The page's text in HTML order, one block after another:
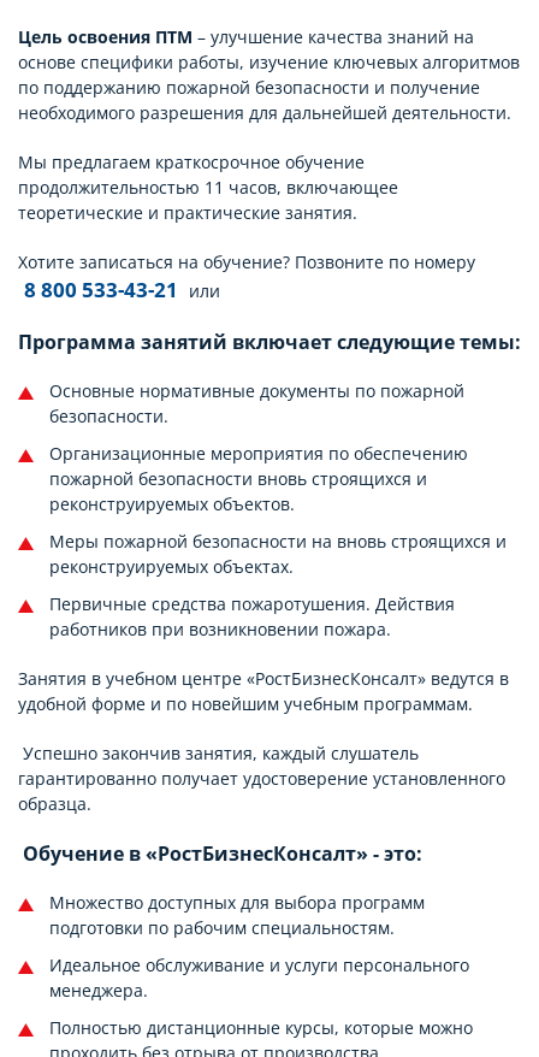
Цель освоения ПТМ – улучшение качества знаний на
основе специфики работы, изучение ключевых алгоритмов
по поддержанию пожарной безопасности и получение
необходимого разрешения для дальнейшей деятельности.
Мы предлагаем краткосрочное обучение
продолжительностью 11 часов, включающее
теоретические и практические занятия.
Хотите записаться на обучение? Позвоните по номеру
8 800 533-43-21 или
Программа занятий включает следующие темы:
Основные нормативные документы по пожарной
безопасности.
Организационные мероприятия по обеспечению
пожарной безопасности вновь строящихся и
реконструируемых объектов.
Меры пожарной безопасности на вновь строящихся и
реконструируемых объектах.
Первичные средства пожаротушения. Действия
работников при возникновении пожара.
Занятия в учебном центре «РостБизнесКонсалт» ведутся в
удобной форме и по новейшим учебным программам.
Успешно закончив занятия, каждый слушатель
гарантированно получает удостоверение установленного
образца.
Обучение в «РостБизнесКонсалт» - это:
Множество доступных для выбора программ
подготовки по рабочим специальностям.
Идеальное обслуживание и услуги персонального
менеджера.
Полностью дистанционные курсы, которые можно
проходить без отрыва от производства.